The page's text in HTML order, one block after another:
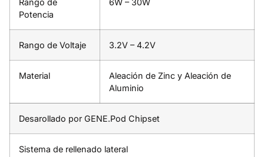
Rango de
Potencia
6W – 30W
Rango de Voltaje 3.2V – 4.2V
Material
Aleación de Zinc y Aleación de
Aluminio
Desarollado por GENE.Pod Chipset
Sistema de rellenado lateral